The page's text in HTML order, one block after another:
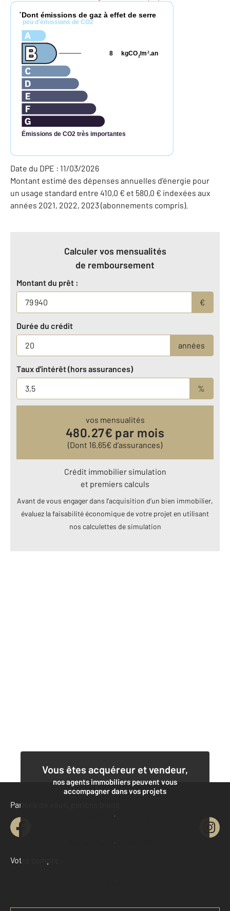
* Dont émissions de gaz à effet de serre
peu d'émissions de CO2
Émissions de CO2 très importantes
kgCO2/m 2.an
8
Date du DPE : 11/03/2026
Montant estimé des dépenses annuelles d'énergie pour
un usage standard entre 410,0 € et 580,0 € indexées aux
années 2021, 2022, 2023 (abonnements compris).
Calculer vos mensualités
de remboursement
Montant du prêt :
€
Durée du crédit
années
Taux d'intérêt (hors assurances)
%
vos mensualités
480.27€ par mois
(Dont 16.65€ d’assurances)
Crédit immobilier simulation
et premiers calculs
Avant de vous engager dans l’acquisition d’un bien immobilier,
évaluez la faisabilité économique de votre projet en utilisant
nos calculettes de simulation
Vous êtes acquéreur et vendeur,
nos agents immobiliers peuvent vous
accompagner dans vos projets
Contacter l'agence
Demander une estimation
Parlons de vous, parlons biens
Votre compte :
Accéder à mon compte